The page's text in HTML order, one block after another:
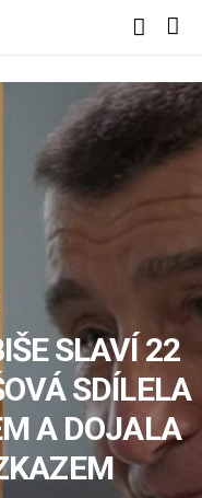
SLAVÍ 22
SDÍLELA
A DOJALA